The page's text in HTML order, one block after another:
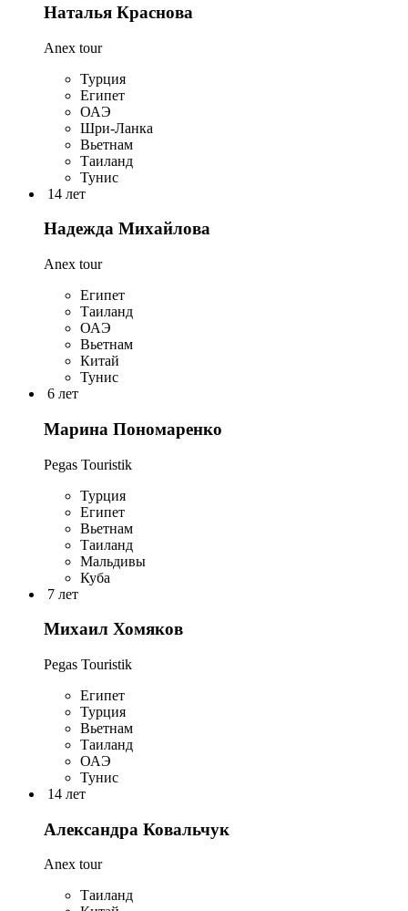
Наталья Краснова
Anex tour
Турция
Египет
ОАЭ
Шри-Ланка
Вьетнам
Таиланд
Тунис
14 лет
Надежда Михайлова
Anex tour
Египет
Таиланд
ОАЭ
Вьетнам
Китай
Тунис
6 лет
Марина Пономаренко
Pegas Touristik
Турция
Египет
Вьетнам
Таиланд
Мальдивы
Куба
7 лет
Михаил Хомяков
Pegas Touristik
Египет
Турция
Вьетнам
Таиланд
ОАЭ
Тунис
14 лет
Александра Ковальчук
Anex tour
Таиланд